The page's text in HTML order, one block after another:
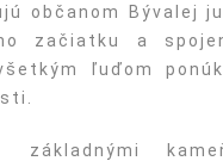
občanom Bývalej
začiatku a
ľuďom